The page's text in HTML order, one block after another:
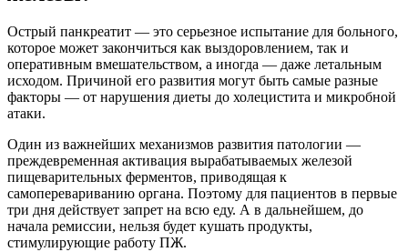
Острый панкреатит — это серьезное испытание для больного,
которое может закончиться как выздоровлением, так и
оперативным вмешательством, а иногда — даже летальным
исходом. Причиной его развития могут быть самые разные
факторы — от нарушения диеты до холецистита и микробной
атаки.
Один из важнейших механизмов развития патологии —
преждевременная активация вырабатываемых железой
пищеварительных ферментов, приводящая к
самоперевариванию органа. Поэтому для пациентов в первые
три дня действует запрет на всю еду. А в дальнейшем, до
начала ремиссии, нельзя будет кушать продукты,
стимулирующие работу ПЖ.